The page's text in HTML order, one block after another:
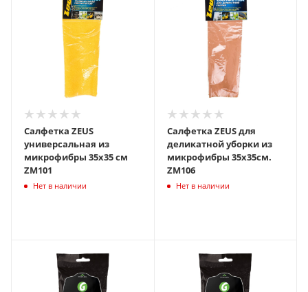
Салфетка ZEUS
универсальная из
микрофибры 35х35 см
ZM101
Нет в наличии
Салфетка ZEUS для
деликатной уборки из
микрофибры 35х35см.
ZM106
Нет в наличии